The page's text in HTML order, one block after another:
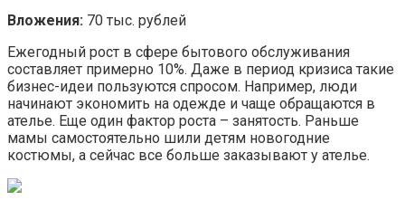
Вложения: 70 тыс. рублей
Ежегодный рост в сфере бытового обслуживания
составляет примерно 10%. Даже в период кризиса такие
бизнес-идеи пользуются спросом. Например, люди
начинают экономить на одежде и чаще обращаются в
ателье. Еще один фактор роста – занятость. Раньше
мамы самостоятельно шили детям новогодние
костюмы, а сейчас все больше заказывают у ателье.